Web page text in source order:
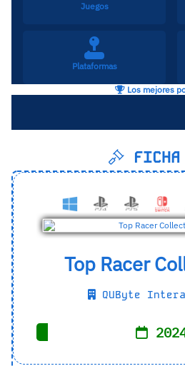
Juegos
Plataformas
Los mejores
Top Racer
QUByte